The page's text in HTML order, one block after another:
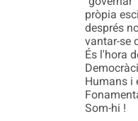
pròpia
després
vantar-se
És l'hora
Humans i
Som-hi !